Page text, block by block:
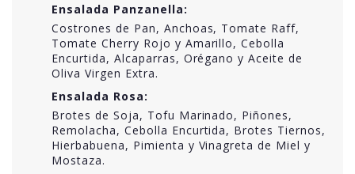
Ensalada Panzanella:
Costrones de Pan, Anchoas, Tomate Raff,
Tomate Cherry Rojo y Amarillo, Cebolla
Encurtida, Alcaparras, Orégano y Aceite de
Oliva Virgen Extra.
Ensalada Rosa:
Brotes de Soja, Tofu Marinado, Piñones,
Remolacha, Cebolla Encurtida, Brotes Tiernos,
Hierbabuena, Pimienta y Vinagreta de Miel y
Mostaza.